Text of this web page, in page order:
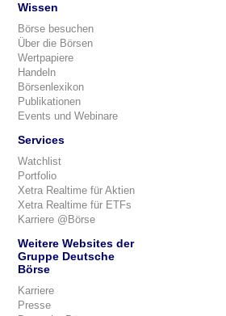
Wissen
Börse besuchen
Über die Börsen
Wertpapiere
Handeln
Börsenlexikon
Publikationen
Events und Webinare
Services
Watchlist
Portfolio
Xetra Realtime für Aktien
Xetra Realtime für ETFs
Karriere @Börse
Weitere Websites der
Gruppe Deutsche
Börse
Karriere
Presse